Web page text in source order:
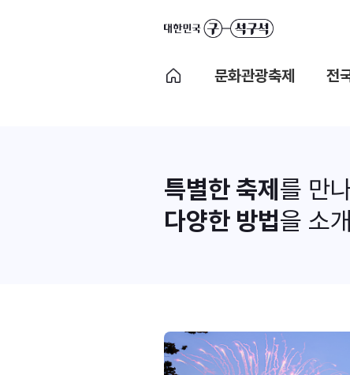
문화관광축제 전
특별한 축제 를 만
다양한 방법을 소